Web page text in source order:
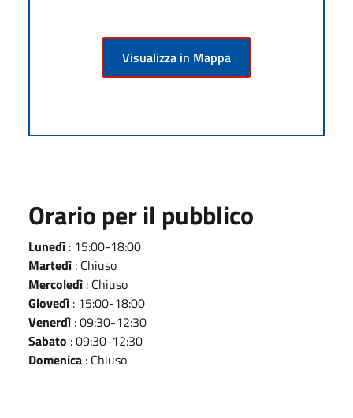
Visualizza in Mappa
Orario per il pubblico
Lunedì : 15:00-18:00
Martedì : Chiuso
Mercoledì : Chiuso
Giovedì : 15:00-18:00
Venerdì : 09:30-12:30
Sabato : 09:30-12:30
Domenica : Chiuso